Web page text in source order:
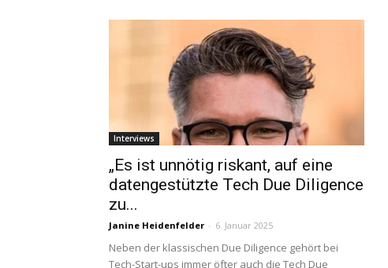
Interviews
„Es ist unnötig riskant, auf eine
datengestützte Tech Due Diligence
zu...
Janine Heidenfelder - 6. Januar 2025
Neben der klassischen Due Diligence gehört bei
Tech-Start-ups immer öfter auch die Tech Due